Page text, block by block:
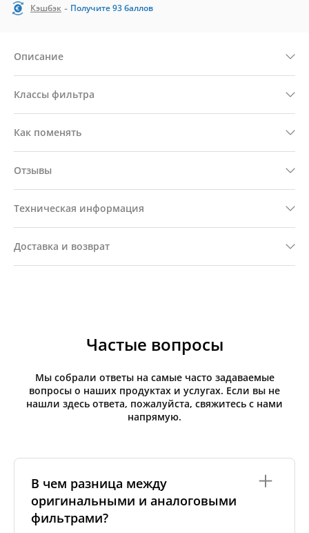
Кэшбэк - Получите93баллов
Описание
Классы фильтра
Как поменять
Отзывы
Техническая информация
Доставка и возврат
Частые вопросы
Мы собрали ответы на самые часто задаваемые
вопросы о наших продуктах и услугах. Если вы не
нашли здесь ответа, пожалуйста, свяжитесь с нами
напрямую.
В чем разница между
оригинальными и аналоговыми
фильтрами?